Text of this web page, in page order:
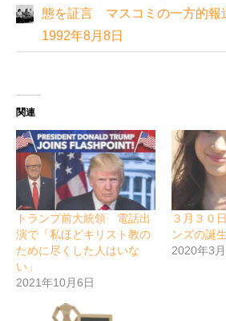
態を証言 マスコミの一方的報
1992年8月8日
関連
トランプ前大統領 電話出
演で「私ほどキリスト教の
ために尽くした人はいな
い」
2021年10月6日
３月３０
ンズの誕
2020年3